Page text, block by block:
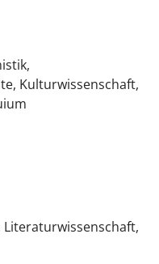
Kulturwissenschaft,